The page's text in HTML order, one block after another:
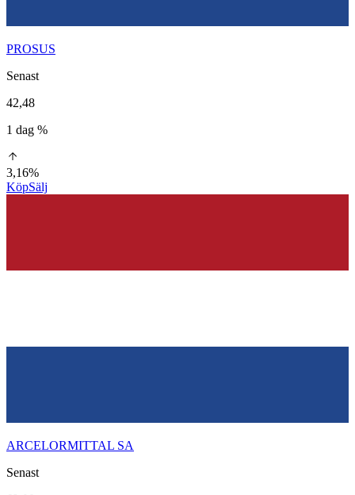
PROSUS
Senast
42,48
1 dag %
3,16%
KöpSälj
ARCELORMITTAL SA
Senast